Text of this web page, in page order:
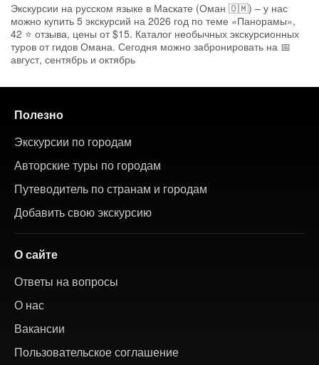
Экскурсии на русском языке в Маскате (Оман 🇴🇲) – у нас
можно купить 5 экскурсий на 2026 год по теме «Панорамы»,
42 ⭐ отзыва, цены от $15. Каталог необычных экскурсионных
туров от гидов Омана. Сегодня можно забронировать на 📅
август, сентябрь и октябрь
Полезно
Экскурсии по городам
Авторские туры по городам
Путеводитель по странам и городам
Добавить свою экскурсию
О сайте
Ответы на вопросы
О нас
Вакансии
Пользовательское соглашение